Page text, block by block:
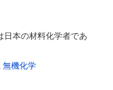
日本の材料化学者であ
無機化学